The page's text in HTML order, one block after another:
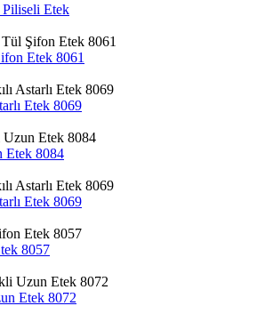
Etek
Etek 8061
Etek 8069
Etek 8084
Etek 8069
8057
Etek 8072